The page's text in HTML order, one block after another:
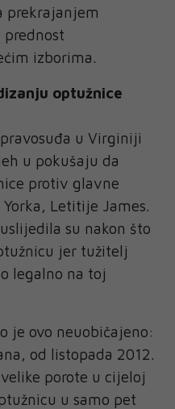
prekrajanjem
izborima.
optužnice
u Virginiji
u pokušaju da
protiv glavne
Letitije James.
su nakon što
jer tužitelj
legalno na toj
je ovo neuobičajeno:
od listopada 2012.
porote u cijeloj
u samo pet